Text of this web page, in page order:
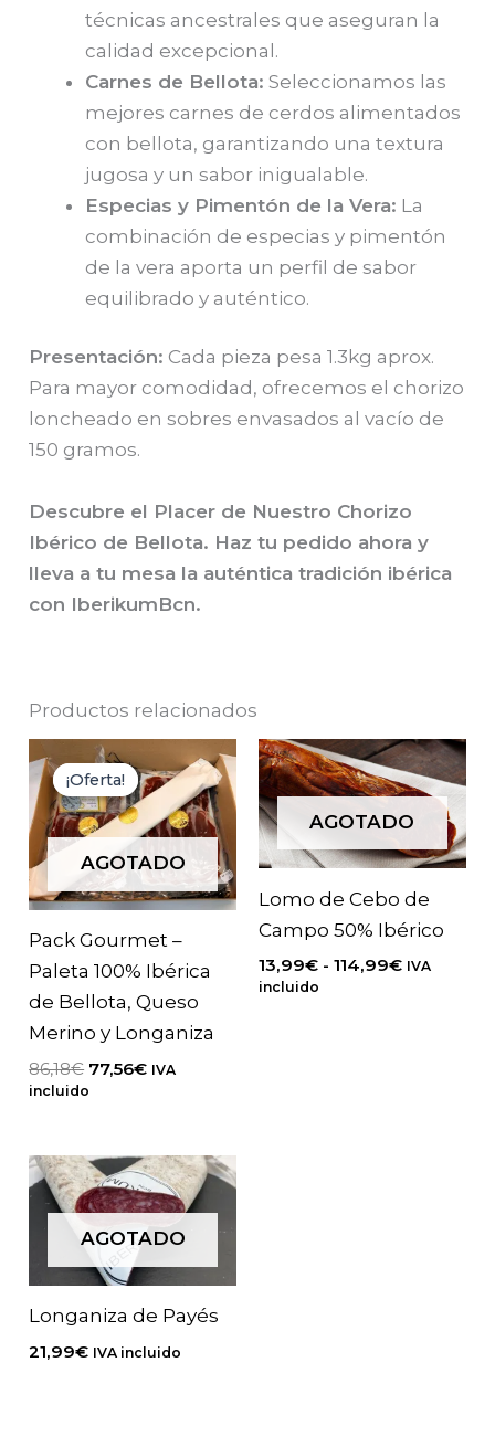
técnicas ancestrales que aseguran la
calidad excepcional.
Carnes de Bellota: Seleccionamos las
mejores carnes de cerdos alimentados
con bellota, garantizando una textura
jugosa y un sabor inigualable.
Especias y Pimentón de la Vera: La
combinación de especias y pimentón
de la vera aporta un perfil de sabor
equilibrado y auténtico.
Presentación: Cada pieza pesa 1.3kg aprox.
Para mayor comodidad, ofrecemos el chorizo
loncheado en sobres envasados al vacío de
150 gramos.
Descubre el Placer de Nuestro Chorizo
Ibérico de Bellota. Haz tu pedido ahora y
lleva a tu mesa la auténtica tradición ibérica
con IberikumBcn.
Productos relacionados
¡Oferta!
AGOTADO
¡Oferta!
Pack Gourmet –
Paleta 100% Ibérica
de Bellota, Queso
Merino y Longaniza
86,18€ El
precio
86,18€.
77,56€El
77,56€.
IVA
incluido
AGOTADO
Lomo de Cebo de
Campo 50% Ibérico
13,99€ - 114,99€Rango
IVA
incluido
AGOTADO
Longaniza de Payés
21,99€ IVA incluido